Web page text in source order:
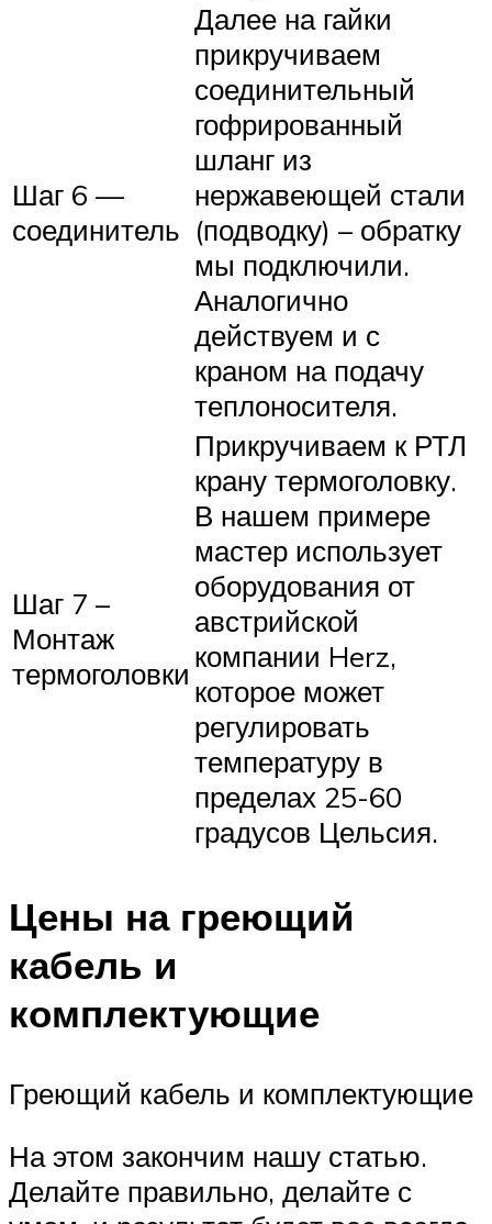
Шаг 6 —
соединитель
Далее на гайки
прикручиваем
соединительный
гофрированный
шланг из
нержавеющей стали
(подводку) – обратку
мы подключили.
Аналогично
действуем и с
краном на подачу
теплоносителя.
Шаг 7 –
Монтаж
термоголовки
Прикручиваем к РТЛ
крану термоголовку.
В нашем примере
мастер использует
оборудования от
австрийской
компании Herz,
которое может
регулировать
температуру в
пределах 25-60
градусов Цельсия.
Цены на греющий
кабель и
комплектующие
Греющий кабель и комплектующие
На этом закончим нашу статью.
Делайте правильно, делайте с